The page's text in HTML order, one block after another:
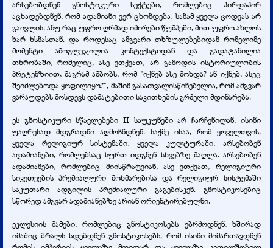
არსებობდნენ გნოსტიკური სექტები, რომლებიც პირდაპირ
აცხადებდნენ, რომ ადამიანი ვერ ცხონდება, სანამ ყველა ცოდვას არ
გაივლის. ანუ რაც უფრო ღრმად იძირები წუმპეში, მით უფრო ახლოს
ხარ ხსნასთან. და როდესაც ამგვარი თხზულებებიდან რომელიმე
მომენტი ამოგლეჯილია კონტექსტიდან და გადატანილია
თხრობაში, რომელიც, ასე ვთქვათ, არ გამოდის ისტორიულობის
პრეტენზიით, მაგრამ ამბობს, რომ "იქნებ ასე მოხდა? ან იქნებ, ასეც
შეიძლებოდა ყოფილიყო?", მაშინ გასათვალისწინებელია, რომ ამგვარ
ვარაუდებს მოსდევს დამატებითი საკითხების გრძელი მდინარება.
ეს გნოსტიკური სწავლებები II საუკუნეში არ ჩარჩენილან, ისინი
უაღრესად მდგრადნი აღმოჩნდნენ. საქმე ისაა, რომ ყოველთვის,
ყველა რელიგიურ სისტემაში, ყველა კულტურაში, არსებობენ
ადამიანები, რომლებსაც სურთ იდგნენ სხვებზე მაღლა. არსებობენ
ადამიანები, რომლებიც მიისწრაფვიან, ასე ვთქვათ, რელიგიური
სიკეთეების პრემიალური მოხმარებისა და რელიგიურ სისტემაში
საკუთარი ადგილის პრემიალური გაგებისკენ. გნოსტიკოსებიც
სწორედ ამგვარ ადამიანებზე არიან ორიენტირებულნი.
ეკლესიის მამები, რომლებიც გნოსტიკოსებს ებრძოდნენ, ხშირად
იმაშიც ბრალს სდებდნენ გნოსტიკოსებს, რომ ისინი მიმართავდნენ